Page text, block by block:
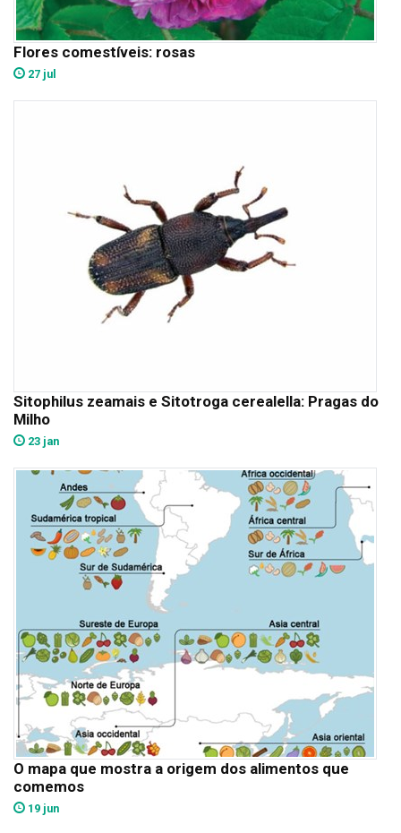
Flores comestíveis: rosas
27 jul
Sitophilus zeamais e Sitotroga cerealella: Pragas do
Milho
23 jan
O mapa que mostra a origem dos alimentos que
comemos
19 jun